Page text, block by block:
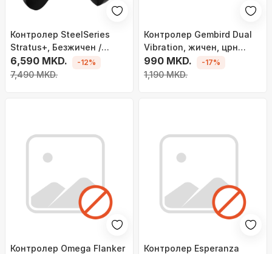
Контролер SteelSeries
Stratus+, Безжичен /
жичен, црн
6,590 MKD.
7,490 MKD.
-12%
Контролер Gembird Dual
Vibration, жичен, црн
(JPD-UDV2-01)
990 MKD.
1,190 MKD.
-17%
Контролер Omega Flanker
Контролер Esperanza